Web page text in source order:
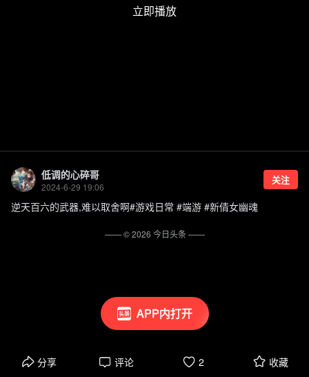
APP内打开
低调的心碎哥
2024-6-29 19:06
关注
逆天百六的武器,难以取舍啊#游戏日常 #端游 #新倩女幽魂
分享 评论 2 收藏
—— ©2026 今日头条——